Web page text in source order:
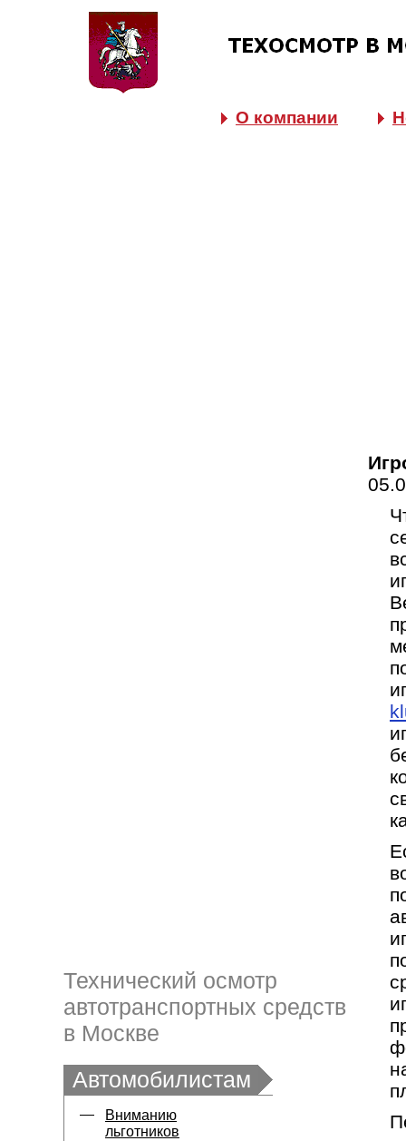
О компании
Технический осмотр
автотранспортных средств
в Москве
Автомобилистам
Вниманию
льготников